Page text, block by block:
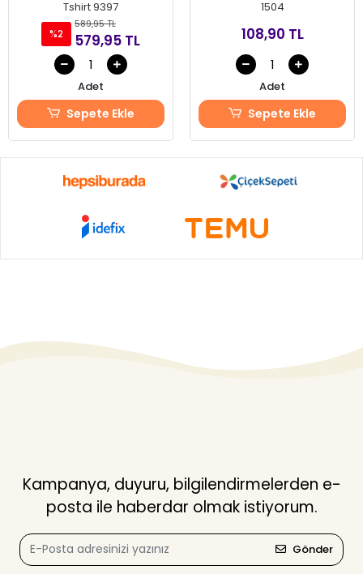
Tshirt 9397
%2
589,95 TL
579,95 TL
Adet
Sepete Ekle
1504
108,90 TL
Adet
Sepete Ekle
Kampanya, duyuru, bilgilendirmelerden e-
posta ile haberdar olmak istiyorum.
Gönder